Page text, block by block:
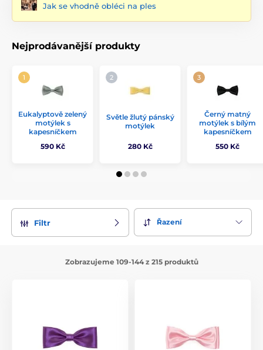
Jak se vhodně obléci na ples
Nejprodávanější produkty
Eukalyptově zelený
motýlek s
kapesníčkem
590 Kč
Světle žlutý pánský
motýlek
280 Kč
Černý matný
motýlek s bílým
kapesníčkem
550 Kč
Filtr Řazení
Zobrazujeme 109-144 z 215 produktů